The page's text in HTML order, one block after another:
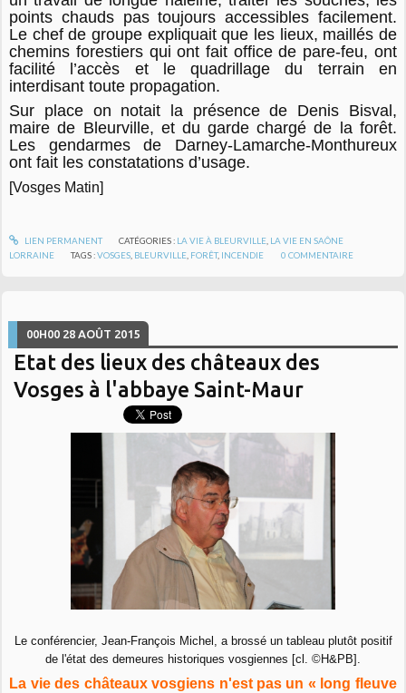
points chauds pas toujours accessibles facilement.
Le chef de groupe expliquait que les lieux, maillés de
chemins forestiers qui ont fait office de pare-feu, ont
facilité l’accès et le quadrillage du terrain en
interdisant toute propagation.
Sur place on notait la présence de Denis Bisval,
maire de Bleurville, et du garde chargé de la forêt.
Les gendarmes de Darney-Lamarche-Monthureux
ont fait les constatations d’usage.
[Vosges Matin]
LIEN PERMANENT CATÉGORIES : LA VIE À BLEURVILLE, LA VIE EN SAÔNE
LORRAINE
TAGS :VOSGES BLEURVILLE FORÊT, INCENDIE 0 COMMENTAIRE
00H00 28 AOÛT 2015
Etat des lieux des châteaux des
Vosges à l'abbaye Saint-Maur
Le conférencier, Jean-François Michel, a brossé un tableau plutôt positif
de l'état des demeures historiques vosgiennes [cl. ©H&PB].
La vie des châteaux vosgiens n'est pas un « long fleuve